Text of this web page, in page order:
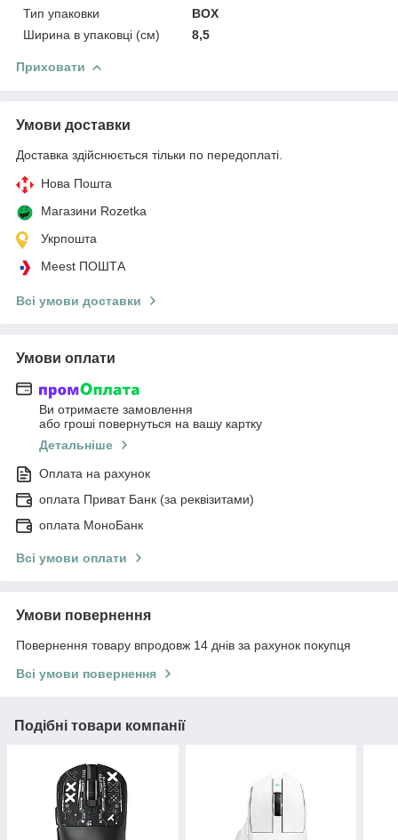
Тип упаковки
BOX
Ширина в упаковці (см)
8,5
Приховати
Умови доставки
Доставка здійснюється тільки по передоплаті.
Нова Пошта
Магазини Rozetka
Укрпошта
Meest ПОШТА
Всі умови доставки
Умови оплати
Ви отримаєте замовлення
або гроші повернуться на вашу картку
Детальніше
Оплата на рахунок
оплата Приват Банк (за реквізитами)
оплата МоноБанк
Всі умови оплати
Умови повернення
Повернення товару впродовж 14 днів за рахунок покупця
Всі умови повернення
Подібні товари компанії